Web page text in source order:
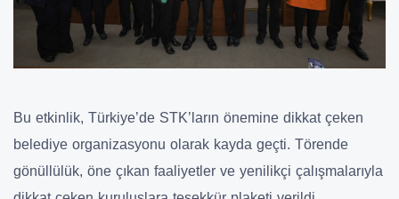
Bu etkinlik, Türkiye’de STK’ların önemine dikkat çeken
belediye organizasyonu olarak kayda geçti. Törende
gönüllülük, öne çıkan faaliyetler ve yenilikçi çalışmalarıyla